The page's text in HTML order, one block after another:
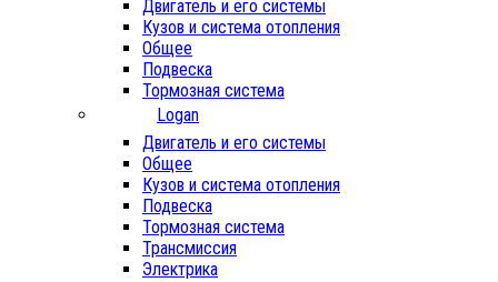
Двигатель и его системы
Кузов и система отопления
Общее
Подвеска
Тормозная система
Logan
Двигатель и его системы
Общее
Кузов и система отопления
Подвеска
Тормозная система
Трансмиссия
Электрика